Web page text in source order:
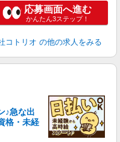
応募画面へ進む
かんたん3ステップ！
コトリオ の他の求人をみる
♪急な出
格・未経